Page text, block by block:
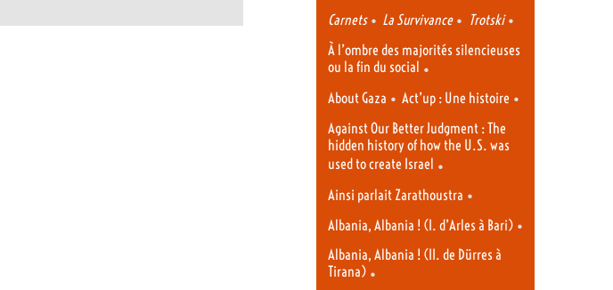
Carnets• La Survivance• Trotski•
À l’ombre des majorités silencieuses
ou la fin du social •
About Gaza • Act’up : Une histoire •
Against Our Better Judgment : The
hidden history of how the U.S. was
used to create Israel •
Ainsi parlait Zarathoustra •
Albania, Albania ! (I. d’Arles à Bari) •
Albania, Albania ! (II. de Dürres à
Tirana) •